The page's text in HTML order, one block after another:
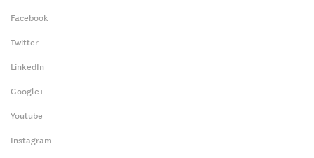
Facebook
Twitter
LinkedIn
Google+
Youtube
Instagram